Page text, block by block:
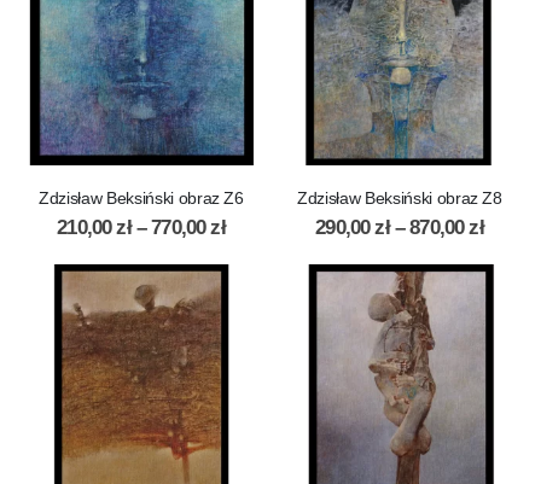
Zdzisław Beksiński obraz Z6
210,00zł – 770,00zł
Zdzisław Beksiński obraz Z8
290,00zł – 870,00zł